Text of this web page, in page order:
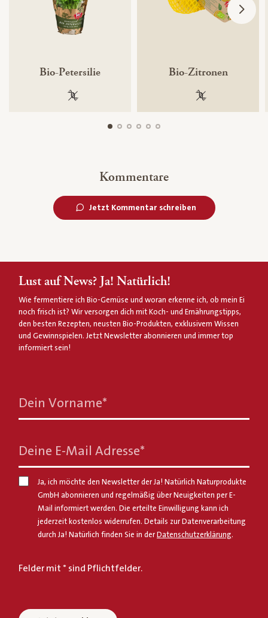
Bio-Petersilie
100 % gentechnikfrei
Bio-Zitronen
100 %
Kommentare
Jetzt Kommentar schreiben
Lust auf News? Ja! Natürlich!
Wie fermentiere ich Bio-Gemüse und woran erkenne ich, ob mein Ei
noch frisch ist? Wir versorgen dich mit Koch- und Ernährungstipps,
den besten Rezepten, neusten Bio-Produkten, exklusivem Wissen
und Gewinnspielen. Jetzt Newsletter abonnieren und immer top
informiert sein!
Dein Vorname*
Deine E-Mail Adresse*
Ja, ich möchte den Newsletter der Ja! Natürlich Naturprodukte
GmbH abonnieren und regelmäßig über Neuigkeiten per E-
Mail informiert werden. Die erteilte Einwilligung kann ich
jederzeit kostenlos widerrufen. Details zur Datenverarbeitung
durch Ja! Natürlich finden Sie in derDatenschutzerklärung.
Felder mit * sind Pflichtfelder.